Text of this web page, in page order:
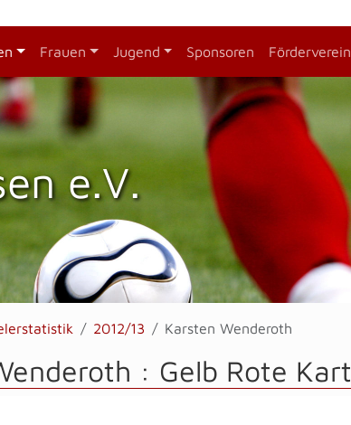
Frauen Jugend Sponsoren Förderverein
e.V.
2012/13 Karsten Wenderoth
: Gelb Rote